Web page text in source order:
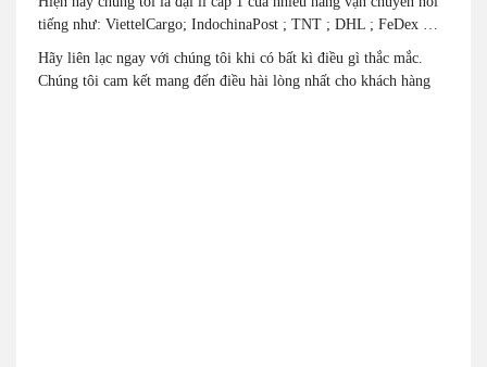
tiếng như: ViettelCargo; IndochinaPost ; TNT ; DHL ; FeDex …
Hãy liên lạc ngay với chúng tôi khi có bất kì điều gì thắc mắc.
Chúng tôi cam kết mang đến điều hài lòng nhất cho khách hàng